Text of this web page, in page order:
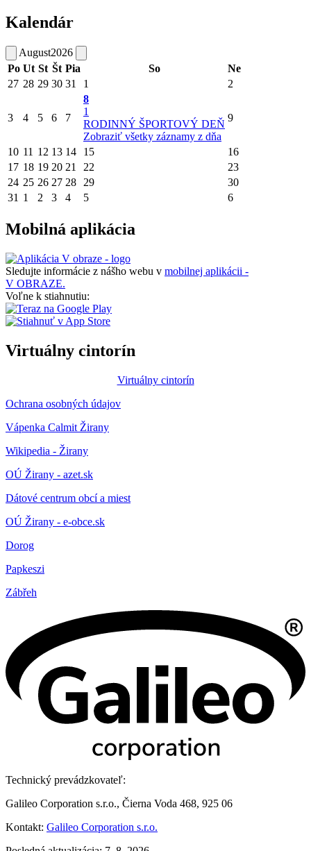
Kalendár
August2026
Po Ut St Št Pia So
Ne
27 28 29 30 31 1 2
3 4 5 6 7
8
1
RODINNÝ ŠPORTOVÝ DEŇ
Zobraziť všetky záznamy z dňa
9
10 11 12 13 14 15
16
17 18 19 20 21 22
23
24 25 26 27 28 29
30
31 1 2 3 4 5 6
Mobilná aplikácia
Sledujte informácie z nášho webu v mobilnej aplikácii -
V OBRAZE.
Voľne k stiahnutiu:
Virtuálny cintorín
Virtuálny cintorín
Ochrana osobných údajov
Vápenka Calmit Žirany
Wikipedia - Žirany
OÚ Žirany - azet.sk
Dátové centrum obcí a miest
OÚ Žirany - e-obce.sk
Dorog
Papkeszi
Zábřeh
Technický prevádzkovateľ:
Galileo Corporation s.r.o., Čierna Voda 468, 925 06
Kontakt: Galileo Corporation s.r.o.